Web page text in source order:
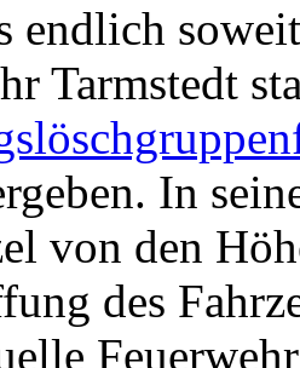
endlich
Tarmstedt
In
von den
des